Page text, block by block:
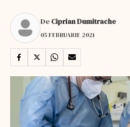
De Ciprian Dumitrache
05 FEBRUARIE 2021